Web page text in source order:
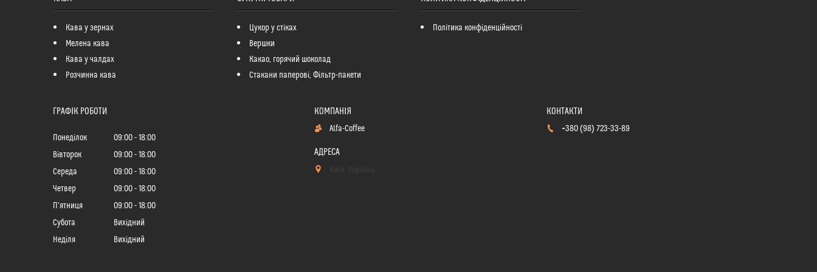
Кава у зернах
Мелена кава
Кава у чалдах
Розчинна кава
Цукор у стіках
Вершки
Какао, горячий шоколад
Стакани паперові, Фільтр-пакети
Політика конфіденційності
ГРАФІК РОБОТИ
Понеділок 09:00
18:00
Вівторок
09:00
18:00
Середа
09:00
18:00
Четвер
09:00
18:00
Пʼятниця
09:00
18:00
Субота
Вихідний
Неділя
Вихідний
Alfa-Coffee +380 (98) 723-33-89